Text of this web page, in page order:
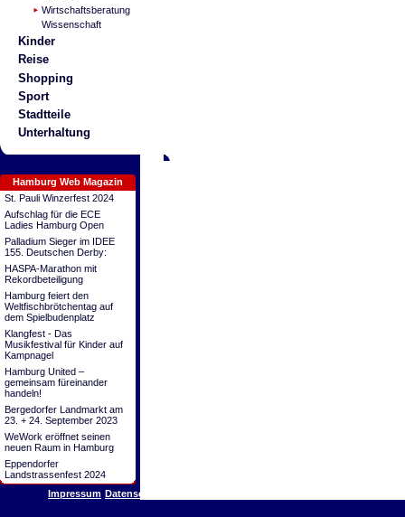
Wirtschaftsberatung
Wissenschaft
Kinder
Reise
Shopping
Sport
Stadtteile
Unterhaltung
Hamburg Web Magazin
St. Pauli Winzerfest 2024
Aufschlag für die ECE
Ladies Hamburg Open
Palladium Sieger im IDEE
155. Deutschen Derby:
HASPA-Marathon mit
Rekordbeteiligung
Hamburg feiert den
Weltfischbrötchentag auf
dem Spielbudenplatz
Klangfest - Das
Musikfestival für Kinder auf
Kampnagel
Hamburg United –
gemeinsam füreinander
handeln!
Bergedorfer Landmarkt am
23. + 24. September 2023
WeWork eröffnet seinen
neuen Raum in Hamburg
Eppendorfer
Landstrassenfest 2024
Impressum Datenschutz